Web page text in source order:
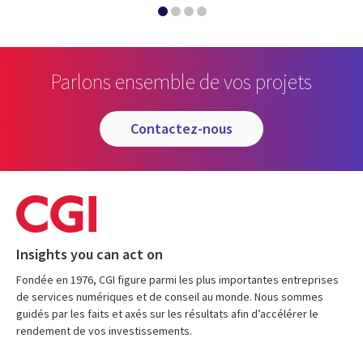
Parlons ensemble de vos projets
contactez-nous
Insights you can act on
Fondée en 1976, CGI figure parmi les plus importantes entreprises
de services numériques et de conseil au monde. Nous sommes
guidés par les faits et axés sur les résultats afin d’accélérer le
rendement de vos investissements.